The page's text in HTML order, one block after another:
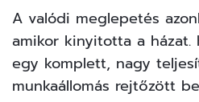
A valódi meglepetés
amikor kinyitotta a házat.
egy komplett, nagy
munkaállomás rejtőzött